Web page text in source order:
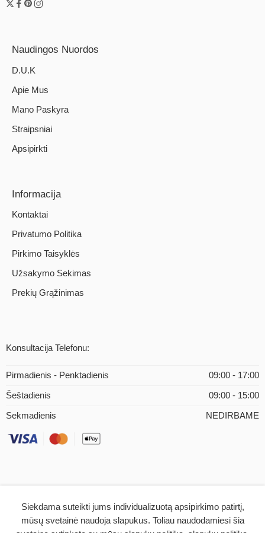
Naudingos Nuordos
D.U.K
Apie Mus
Mano Paskyra
Straipsniai
Apsipirkti
Informacija
Kontaktai
Privatumo Politika
Pirkimo Taisyklės
Užsakymo Sekimas
Prekių Grąžinimas
Konsultacija Telefonu:
Pirmadienis - Penktadienis 09:00 - 17:00
Šeštadienis 09:00 - 15:00
Sekmadienis NEDIRBAME
© 2026 – iMEDICAL.LT | Visos teisės saugomos
Siekdama suteikti jums individualizuotą apsipirkimo patirtį,
mūsų svetainė naudoja slapukus. Toliau naudodamiesi šia